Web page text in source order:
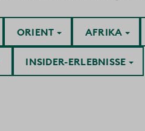
AFRIKA
INSIDER-ERLEBNISSE
ORIENT